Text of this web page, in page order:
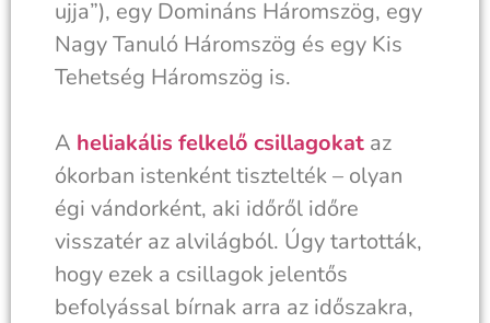
ujja”), egy Domináns Háromszög, egy
Nagy Tanuló Háromszög és egy Kis
Tehetség Háromszög is.
A heliakális felkelő csillagokat az
ókorban istenként tisztelték – olyan
égi vándorként, aki időről időre
visszatér az alvilágból. Úgy tartották,
hogy ezek a csillagok jelentős
befolyással bírnak arra az időszakra,